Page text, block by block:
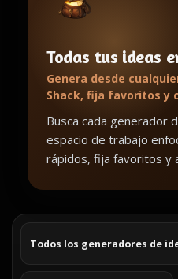
Todas tus ideas
Genera desde
Shack, fija favoritos y
Busca cada generador
espacio de trabajo
rápidos, fija favoritos y
Todos los generadores de